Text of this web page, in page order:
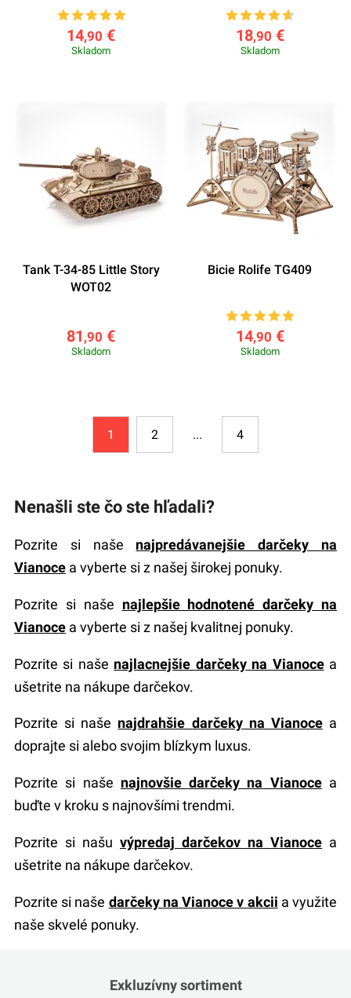
14,90 €
Skladom
18,90 €
Skladom
Tank T-34-85 Little Story
WOT02
81 ,90 €
Skladom
Bicie Rolife TG409
14,90 €
Skladom
1 2 ... 4
Nenašli ste čo ste hľadali?
Pozrite si naše najpredávanejšie darčeky na
Vianocea vyberte si z našej širokej ponuky.
Pozrite si naše najlepšie hodnotené darčeky na
Vianocea vyberte si z našej kvalitnej ponuky.
Pozrite si naše najlacnejšie darčeky na Vianocea
ušetrite na nákupe darčekov.
Pozrite si naše najdrahšie darčeky na Vianocea
doprajte si alebo svojim blízkym luxus.
Pozrite si naše najnovšie darčeky na Vianocea
buďte v kroku s najnovšími trendmi.
Pozrite si našu výpredaj darčekov na Vianoce a
ušetrite na nákupe darčekov.
Pozrite si naše darčeky na Vianoce v akcii a využite
naše skvelé ponuky.
Exkluzívny sortiment